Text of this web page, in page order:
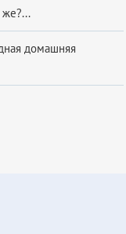
домашняя